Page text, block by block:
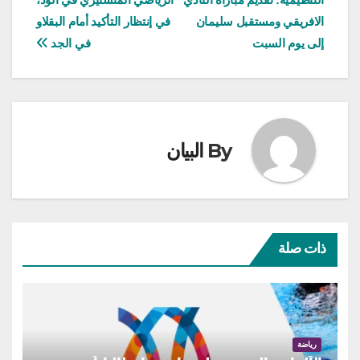
المقالات
في إنتظار التأكيد أمام البقلاو
في الجد
الافريقي ومستقبل سليمان
إلى يوم السبت
By البيان
ذات صلة
رياضة